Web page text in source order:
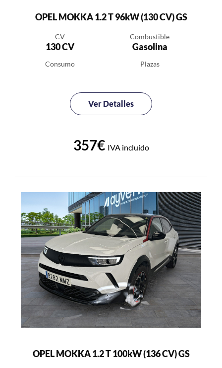
OPEL MOKKA 1.2 T 96kW (130 CV) GS
CV
130 CV
Combustible
Gasolina
Consumo Plazas
Ver Detalles
357€ IVA incluido
OPEL MOKKA 1.2 T 100kW (136 CV) GS